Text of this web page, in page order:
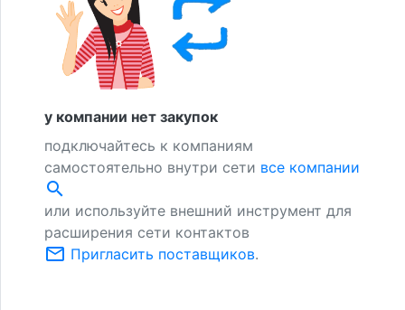
у компании нет закупок
подключайтесь к компаниям
самостоятельно внутри сети все компании
search
или используйте внешний инструмент для
расширения сети контактов
mail_outline Пригласить поставщиков.